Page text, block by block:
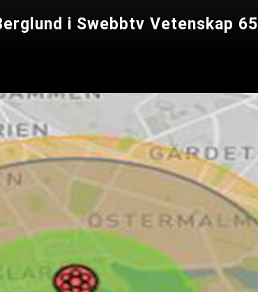
i Swebbtv Vetenskap 65